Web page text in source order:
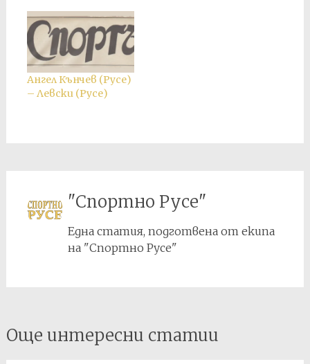
късно този
резултат е
анулиран и е
присъден служебен
резултат 3:0 в полза
на Ангел Кънчев.
Ангел Кънчев (Русе)
– Левски (Русе)
"Спортно Русе"
Една статия, подготвена от екипа
на "Спортно Русе"
Post
navigation
Още интересни статии